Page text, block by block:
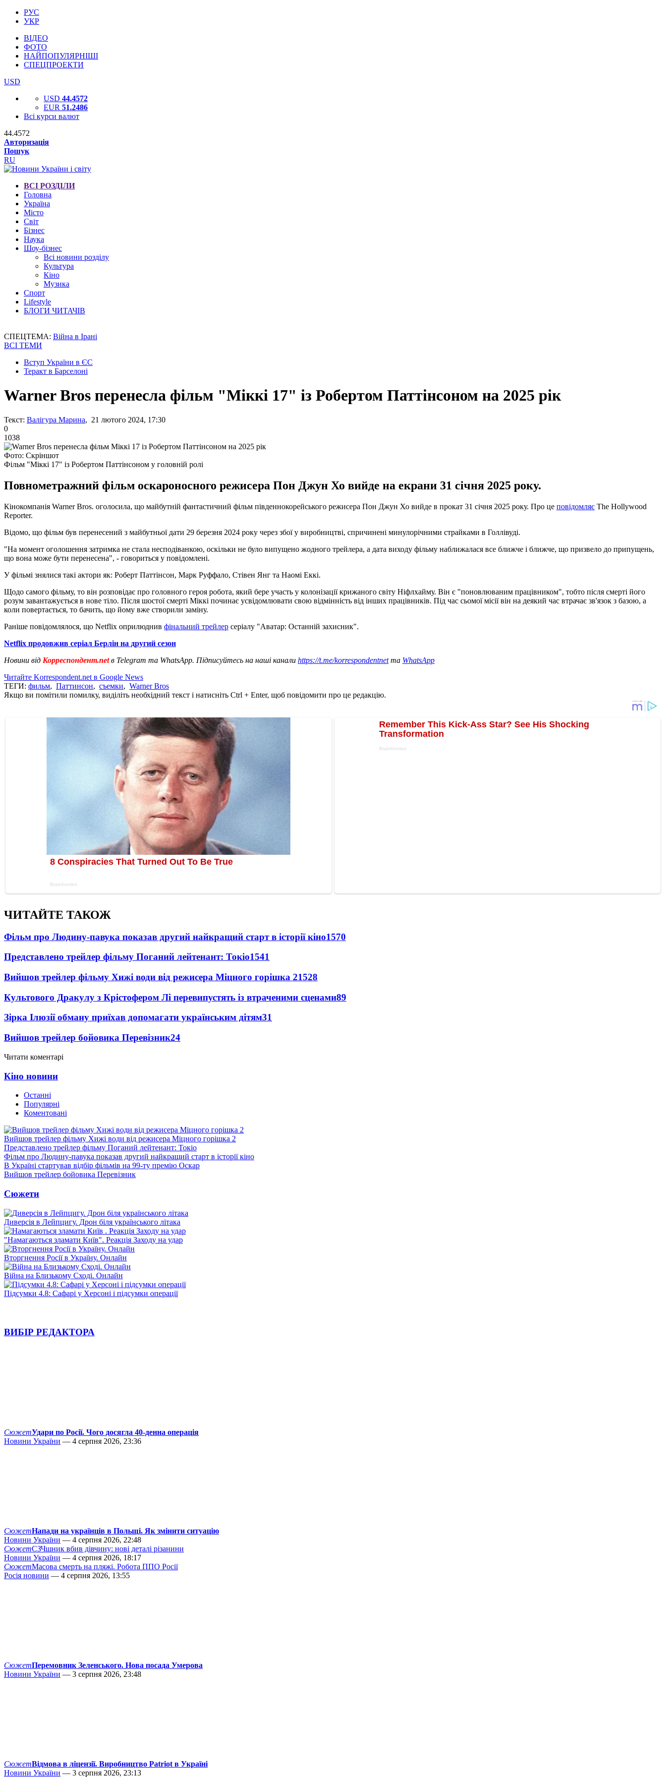
РУС
УКР
ВІДЕО
ФОТО
НАЙПОПУЛЯРНІШІ
СПЕЦПРОЕКТИ
USD
USD 44.4572
EUR 51.2486
Всі курси валют
44.4572
Авторизація
Пошук
RU
ВСІ РОЗДІЛИ
Головна
Україна
Місто
Світ
Бізнес
Наука
Шоу-бізнес
Всі новини розділу
Культура
Кіно
Музика
Спорт
Lifestyle
БЛОГИ ЧИТАЧІВ
СПЕЦТЕМА: Війна в Ірані
ВСІ ТЕМИ
Вступ України в ЄС
Теракт в Барселоні
Warner Bros перенесла фільм "Міккі 17" із Робертом Паттінсоном на 2025 рік
Текст: Валігура Марина, 21 лютого 2024, 17:30
0
1038
Фото: Скріншот
Фільм "Міккі 17" із Робертом Паттінсоном у головній ролі
Повнометражний фільм оскароносного режисера Пон Джун Хо вийде на екрани 31 січня 2025 року.
Кінокомпанія Warner Bros. оголосила, що майбутній фантастичний фільм південнокорейського режисера Пон Джун Хо вийде в прокат 31 січня 2025 року. Про це повідомляє The Hollywood
Reporter.
Відомо, що фільм був перенесений з майбутньої дати 29 березня 2024 року через збої у виробництві, спричинені минулорічними страйками в Голлівуді.
"На момент оголошення затримка не стала несподіванкою, оскільки не було випущено жодного трейлера, а дата виходу фільму наближалася все ближче і ближче, що призвело до припущень,
що вона може бути перенесена", - говориться у повідомлені.
У фільмі знялися такі актори як: Роберт Паттінсон, Марк Руффало, Стівен Янг та Наомі Еккі.
Щодо самого фільму, то він розповідає про головного героя робота, який бере участь у колонізації крижаного світу Ніфлхайму. Він є "поновлюваним працівником", тобто після смерті його
розум завантажується в нове тіло. Після шостої смерті Міккі починає усвідомлювати свою відмінність від інших працівників. Під час сьомої місії він на деякий час втрачає зв'язок з базою, а
коли повертається, то бачить, що йому вже створили заміну.
Раніше повідомлялося, що Netflix оприлюднив фінальний трейлер серіалу "Аватар: Останній захисник".
Netflix продовжив серіал Берлін на другий сезон
Новини від Корреспондент.netв Telegram та WhatsApp. Підписуйтесь на наші канали https://t.me/korrespondentnetта WhatsApp
Читайте Korrespondent.net в Google News
ТЕГИ: фильм, Паттинсон, съемки, Warner Bros
Якщо ви помітили помилку, виділіть необхідний текст і натисніть Ctrl + Enter, щоб повідомити про це редакцію.
ЧИТАЙТЕ ТАКОЖ
Фільм про Людину-павука показав другий найкращий старт в історії кіно1570
Представлено трейлер фільму Поганий лейтенант: Токіо1541
Вийшов трейлер фільму Хижі води від режисера Міцного горішка 21528
Культового Дракулу з Крістофером Лі перевипустять із втраченими сценами89
Зірка Ілюзії обману приїхав допомагати українським дітям31
Вийшов трейлер бойовика Перевізник24
Читати коментарі
Кіно новини
Останні
Популярні
Коментовані
Вийшов трейлер фільму Хижі води від режисера Міцного горішка 2
Представлено трейлер фільму Поганий лейтенант: Токіо
Фільм про Людину-павука показав другий найкращий старт в історії кіно
В Україні стартував відбір фільмів на 99-ту премію Оскар
Вийшов трейлер бойовика Перевізник
Сюжети
Диверсія в Лейпцигу. Дрон біля українського літака
"Намагаються зламати Київ". Реакція Заходу на удар
Вторгнення Росії в Україну. Онлайн
Війна на Близькому Сході. Онлайн
Підсумки 4.8: Сафарі у Херсоні і підсумки операції
ВИБІР РЕДАКТОРА
СюжетУдари по Росії. Чого досягла 40-денна операція
Новини України — 4 серпня 2026, 23:36
СюжетНапади на українців в Польщі. Як змінити ситуацію
Новини України — 4 серпня 2026, 22:48
СюжетСЗЧшник вбив дівчину: нові деталі різанини
Новини України — 4 серпня 2026, 18:17
СюжетМасова смерть на пляжі. Робота ППО Росії
Росія новини — 4 серпня 2026, 13:55
СюжетПеремовник Зеленського. Нова посада Умерова
Новини України — 3 серпня 2026, 23:48
СюжетВідмова в ліцензії. Виробництво Patriot в Україні
Новини України — 3 серпня 2026, 23:13